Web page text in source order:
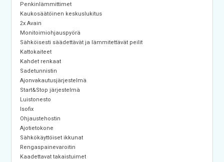
Penkinlämmittimet
Kaukosäätöinen keskuslukitus
2x Avain
Monitoimiohjauspyörä
Sähköisesti säädettävät ja lämmitettävät peilit
Kattokaiteet
Kahdet renkaat
Sadetunnistin
Ajonvakautusjärjestelmä
Start&Stop järjestelmä
Luistonesto
Isofix
Ohjaustehostin
Ajotietokone
Sähkökäyttöiset ikkunat
Rengaspainevaroitin
Kaadettavat takaistuimet